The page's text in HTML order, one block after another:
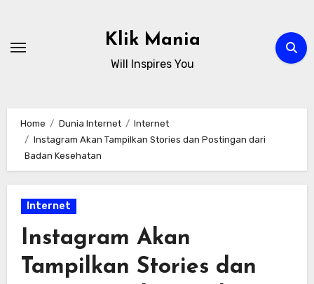
content
Klik Mania
Will Inspires You
Home Dunia Internet
Internet
Instagram Akan Tampilkan Stories dan Postingan dari
Badan Kesehatan
Internet
Instagram Akan
Tampilkan Stories dan